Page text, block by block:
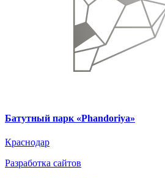
Батутный парк «Phandoriya»
Краснодар
Разработка сайтов